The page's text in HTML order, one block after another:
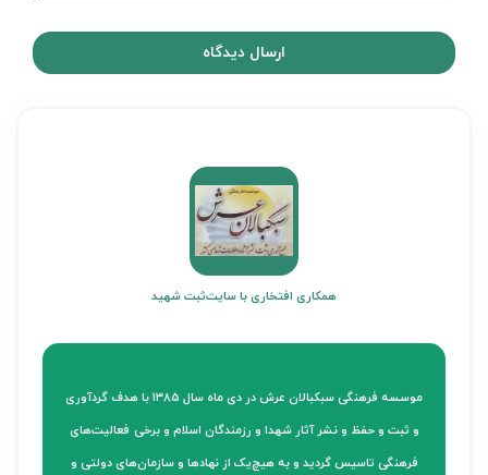
ارسال دیدگاه
همکاری افتخاری با سایتثبت شهید
موسسه فرهنگی سبکبالان عرش در دی ماه سال 1385 با هدف گردآوری
و ثبت و حفظ و نشر آثار شهدا و رزمندگان اسلام و برخی فعالیت‌های
فرهنگی تاسیس گردید و به هیچ‌یک از نهادها و سازمان‌های دولتی و